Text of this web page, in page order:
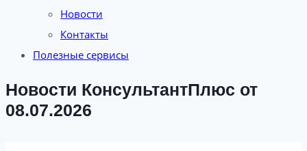
Новости
Контакты
Полезные сервисы
Новости КонсультантПлюс от
08.07.2026